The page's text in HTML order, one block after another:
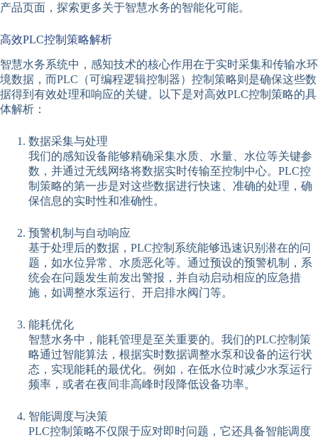
产品页面，探索更多关于智慧水务的智能化可能。
高效PLC控制策略解析
智慧水务系统中，感知技术的核心作用在于实时采集和传输水环
境数据，而PLC（可编程逻辑控制器）控制策略则是确保这些数
据得到有效处理和响应的关键。以下是对高效PLC控制策略的具
体解析：
数据采集与处理
我们的感知设备能够精确采集水质、水量、水位等关键参
数，并通过无线网络将数据实时传输至控制中心。PLC控
制策略的第一步是对这些数据进行快速、准确的处理，确
保信息的实时性和准确性。
预警机制与自动响应
基于处理后的数据，PLC控制系统能够迅速识别潜在的问
题，如水位异常、水质恶化等。通过预设的预警机制，系
统会在问题发生前发出警报，并自动启动相应的应急措
施，如调整水泵运行、开启排水阀门等。
能耗优化
智慧水务中，能耗管理是至关重要的。我们的PLC控制策
略通过智能算法，根据实时数据调整水泵和设备的运行状
态，实现能耗的最优化。例如，在低水位时减少水泵运行
频率，或者在夜间非高峰时段降低设备功率。
智能调度与决策
PLC控制策略不仅限于应对即时问题，它还具备智能调度